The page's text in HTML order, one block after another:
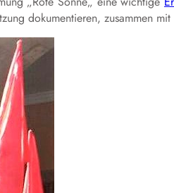
dokumentieren, zusammen